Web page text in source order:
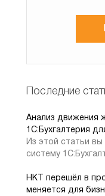
санатында сіз
Последние
Анализ движения
1C:Бухгалтерия
Из этой статьи вы
систему
НКТ перешёл в
меняется для